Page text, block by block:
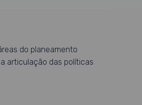
do planeamento
articulação das políticas